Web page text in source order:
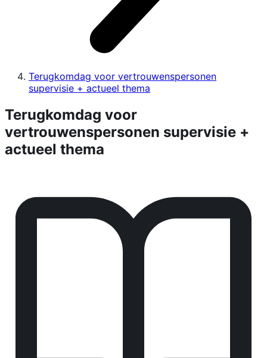
Terugkomdag voor vertrouwenspersonen
supervisie + actueel thema
Terugkomdag voor
vertrouwenspersonen supervisie +
actueel thema